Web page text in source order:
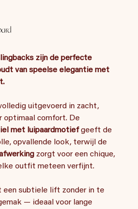
zijn de perfecte
van speelse elegantie met
uitgevoerd in zacht,
optimaal comfort. De
met luipaardmotiefgeeft de
opvallende look, terwijl de
zorgt voor een chique,
outfit meteen verfijnt.
subtiele lift zonder in te
— ideaal voor lange